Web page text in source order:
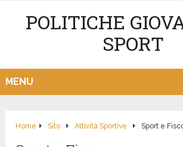
POLITICHE
SPORT
MENU
Home Sito Attività Sportive Sport e